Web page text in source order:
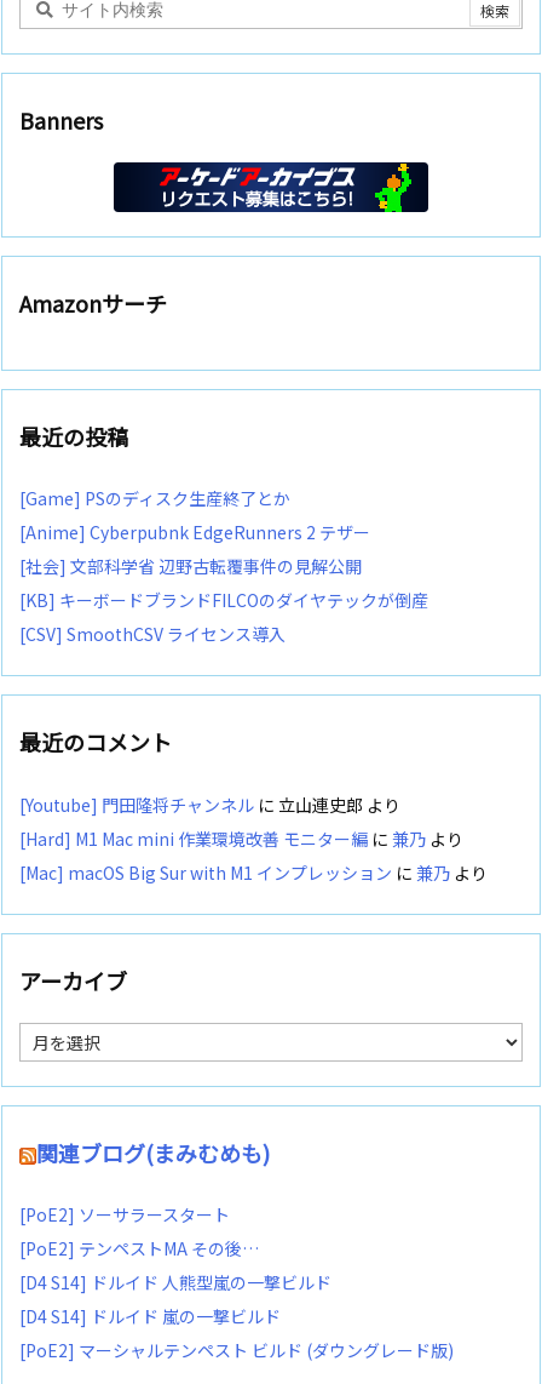
Banners
Amazonサーチ
最近の投稿
[Game] PSのディスク生産終了とか
[Anime] Cyberpubnk EdgeRunners 2 テザー
[社会] 文部科学省 辺野古転覆事件の見解公開
[KB] キーボードブランドFILCOのダイヤテックが倒産
[CSV] SmoothCSV ライセンス導入
最近のコメント
[Youtube] 門田隆将チャンネル に 立山連史郎 より
[Hard] M1 Mac mini 作業環境改善 モニター編 に 兼乃 より
[Mac] macOS Big Sur with M1 インプレッション に 兼乃 より
アーカイブ
ア
ー
カ
イ
関連ブログ(まみむめも)
[PoE2] ソーサラースタート
[PoE2] テンペストMA その後…
[D4 S14] ドルイド 人熊型嵐の一撃ビルド
[D4 S14] ドルイド 嵐の一撃ビルド
[PoE2] マーシャルテンペスト ビルド (ダウングレード版)